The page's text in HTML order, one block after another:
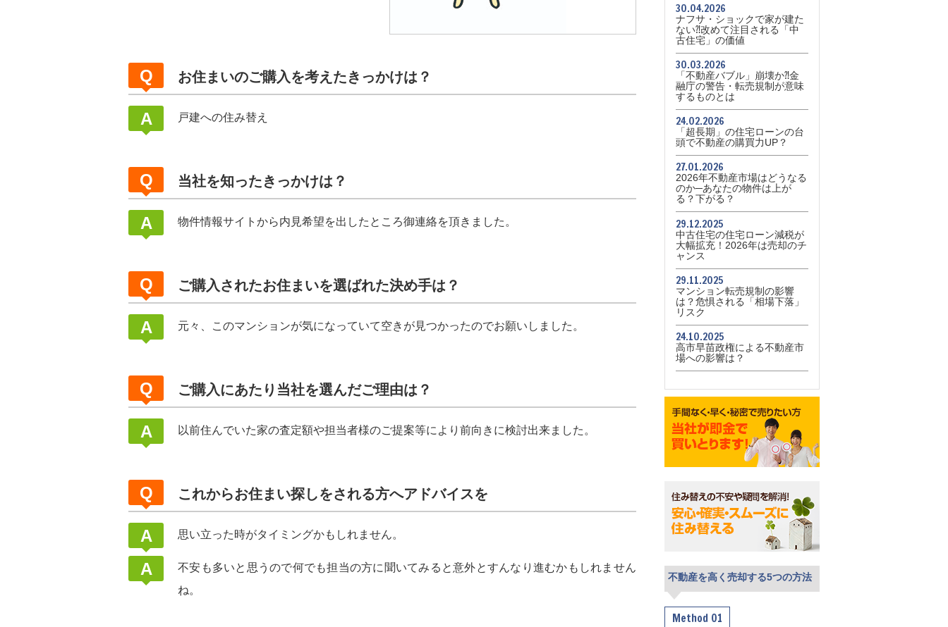
お住まいのご購入を考えたきっかけは？
戸建への住み替え
当社を知ったきっかけは？
物件情報サイトから内見希望を出したところ御連絡を頂きました。
ご購入されたお住まいを選ばれた決め手は？
元々、このマンションが気になっていて空きが見つかったのでお願いしました。
ご購入にあたり当社を選んだご理由は？
以前住んでいた家の査定額や担当者様のご提案等により前向きに検討出来ました。
これからお住まい探しをされる方へアドバイスを
思い立った時がタイミングかもしれません。
不安も多いと思うので何でも担当の方に聞いてみると意外とすんなり進むかもしれません
ね。
30.04.2026
ナフサ・ショックで家が建た
ない⁈改めて注目される「中
古住宅」の価値
30.03.2026
「不動産バブル」崩壊か⁈金
融庁の警告・転売規制が意味
するものとは
24.02.2026
「超長期」の住宅ローンの台
頭で不動産の購買力UP？
27.01.2026
2026年不動産市場はどうなる
のか─あなたの物件は上が
る？下がる？
29.12.2025
中古住宅の住宅ローン減税が
大幅拡充！2026年は売却のチ
ャンス
29.11.2025
マンション転売規制の影響
は？危惧される「相場下落」
リスク
24.10.2025
高市早苗政権による不動産市
場への影響は？
不動産を高く売却する5つの方法
Method 01